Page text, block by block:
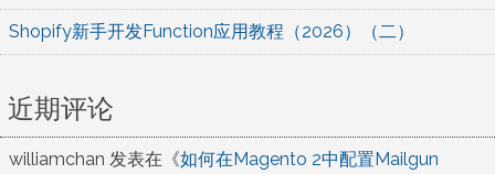
Shopify新手开发Function应用教程（2026）（二）
近期评论
williamchan 发表在《如何在Magento 2中配置Mailgun